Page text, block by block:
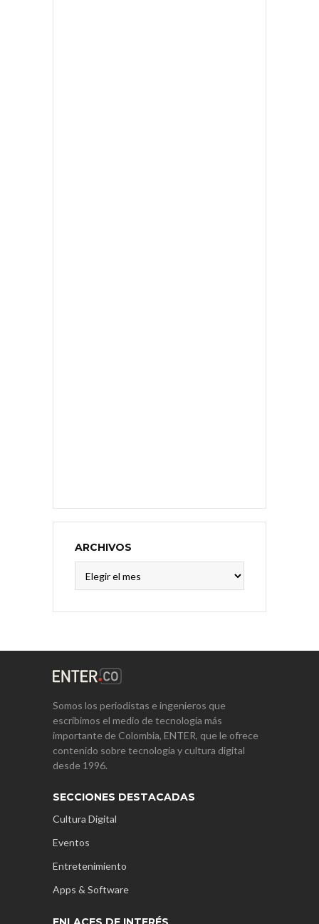
ARCHIVOS
Somos los periodistas e ingenieros que
escribimos el medio de tecnología más
importante de Colombia, ENTER, que le ofrece
contenido sobre tecnología y cultura digital
desde 1996.
SECCIONES DESTACADAS
Cultura Digital
Eventos
Entretenimiento
Apps & Software